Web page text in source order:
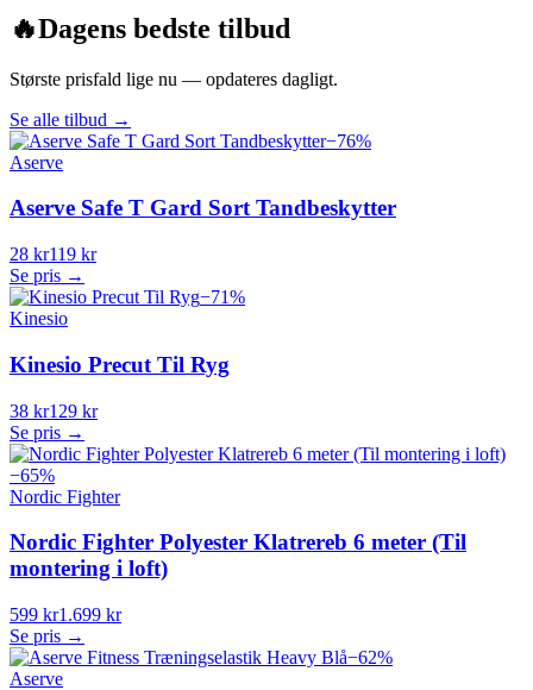
🔥Dagens bedste tilbud
Største prisfald lige nu — opdateres dagligt.
Se alle tilbud →
−76%
Aserve
Aserve Safe T Gard Sort Tandbeskytter
28 kr119 kr
Se pris →
−71%
Kinesio
Kinesio Precut Til Ryg
38 kr129 kr
Se pris →
−65%
Nordic Fighter
Nordic Fighter Polyester Klatrereb 6 meter (Til
montering i loft)
599 kr1.699 kr
Se pris →
−62%
Aserve